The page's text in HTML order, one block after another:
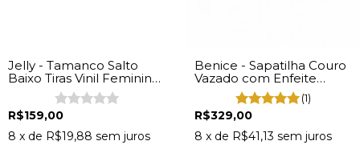
Jelly - Tamanco Salto
Baixo Tiras Vinil Feminina
Caramelo
R$159,00
8 x de R$19,88 sem juros
Benice - Sapatilha Couro
Vazado com Enfeite
Dourado Feminino Vinho
(1)
R$329,00
8 x de R$41,13 sem juros